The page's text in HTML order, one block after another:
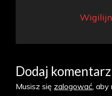
Dodaj komentarz
Musisz się zalogować, aby